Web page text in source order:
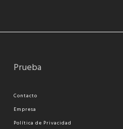
Prueba
Contacto
Empresa
Política de Privacidad